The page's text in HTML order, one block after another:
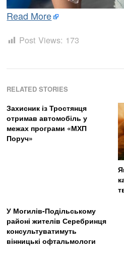
Read More
Post Views: 173
RELATED STORIES
Захисник із Тростянця
отримав автомобіль у
межах програми «МХП
Поруч»
У Могилів-Подільському
районі жителів Серебринця
консультуватимуть
вінницькі офтальмологи